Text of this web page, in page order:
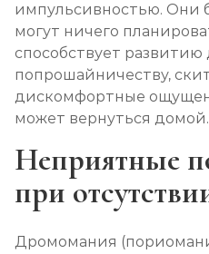
импульсивностью. Они
могут ничего
способствует
попрошайничеству,
дискомфортные
может вернуться домой.
Неприятные
при
Дромомания